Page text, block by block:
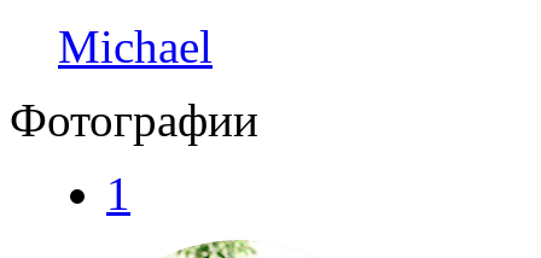
Michael
Фотографии
1